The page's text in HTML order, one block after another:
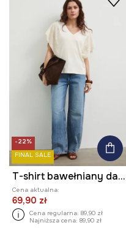
-22%
FINAL SALE
T-shirt bawełniany damski z ozdobnymi rękawami
Cena aktualna:
69,90 zł
Cena regularna: 89,90 zł
Najniższa cena: 89,90 zł